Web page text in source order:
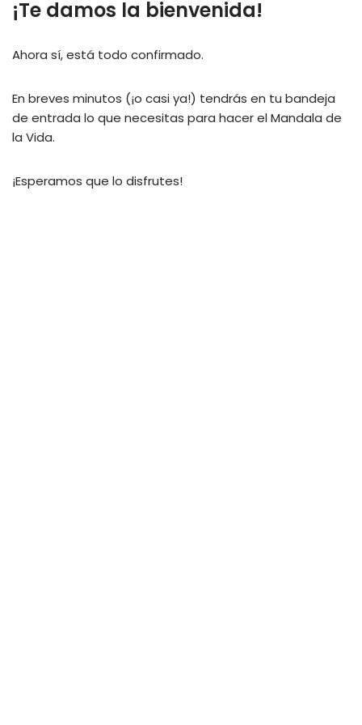
al
¡Te damos la bienvenida!
Ahora sí, está todo confirmado.
En breves minutos (¡o casi ya!) tendrás en tu bandeja
de entrada lo que necesitas para hacer el Mandala de
la Vida.
¡Esperamos que lo disfrutes!